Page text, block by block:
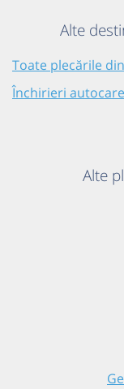
Alte
Toate plecările
Închirieri
Alte